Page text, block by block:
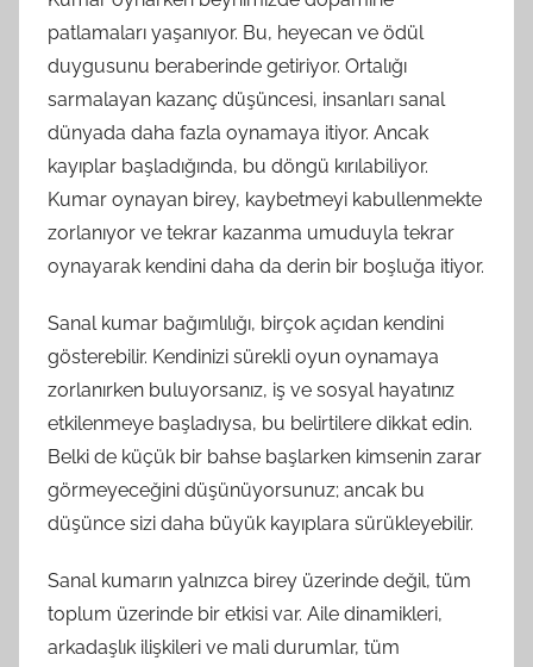
patlamaları yaşanıyor. Bu, heyecan ve ödül
duygusunu beraberinde getiriyor. Ortalığı
sarmalayan kazanç düşüncesi, insanları sanal
dünyada daha fazla oynamaya itiyor. Ancak
kayıplar başladığında, bu döngü kırılabiliyor.
Kumar oynayan birey, kaybetmeyi kabullenmekte
zorlanıyor ve tekrar kazanma umuduyla tekrar
oynayarak kendini daha da derin bir boşluğa itiyor.
Sanal kumar bağımlılığı, birçok açıdan kendini
gösterebilir. Kendinizi sürekli oyun oynamaya
zorlanırken buluyorsanız, iş ve sosyal hayatınız
etkilenmeye başladıysa, bu belirtilere dikkat edin.
Belki de küçük bir bahse başlarken kimsenin zarar
görmeyeceğini düşünüyorsunuz; ancak bu
düşünce sizi daha büyük kayıplara sürükleyebilir.
Sanal kumarın yalnızca birey üzerinde değil, tüm
toplum üzerinde bir etkisi var. Aile dinamikleri,
arkadaşlık ilişkileri ve mali durumlar, tüm